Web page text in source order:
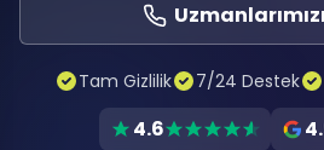
Tam Gizlilik 7/24 Destek
4.6